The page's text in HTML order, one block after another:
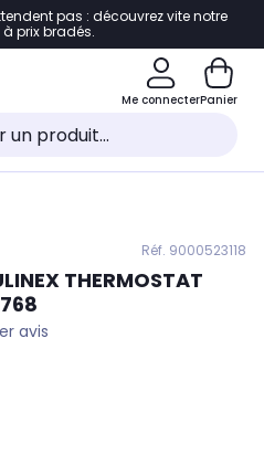
navigation
de page
pas : découvrez vite notre
prix bradés.
Me connecterPanier
Réf. 9000523118
THERMOSTAT
avis